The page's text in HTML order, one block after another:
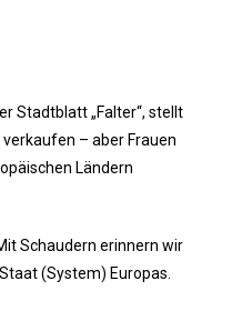
Stadtblatt „Falter“, stellt
– aber Frauen
Ländern
Schaudern erinnern wir
(System) Europas.